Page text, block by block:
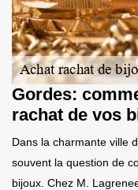
Gordes:
rachat de vos
Dans la charmante ville
souvent la question de
bijoux. Chez M.